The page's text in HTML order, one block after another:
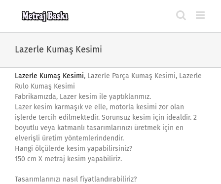
Lazerle Kumaş Kesimi
Lazerle Kumaş Kesimi, Lazerle Parça Kumaş Kesimi, Lazerle
Rulo Kumaş Kesimi
Fabrikamızda, Lazer kesim ile yaptıklarımız.
Lazer kesim karmaşık ve elle, motorla kesimi zor olan
işlerde tercih edilmektedir. Sorunsuz kesim için idealdir. 2
boyutlu veya katmanlı tasarımlarınızı üretmek için en
elverişli üretim yöntemlerindendir.
Hangi ölçülerde kesim yapabilirsiniz?
150 cm X metraj kesim yapabiliriz.
Tasarımlarınızı nasıl fiyatlandırabiliriz?